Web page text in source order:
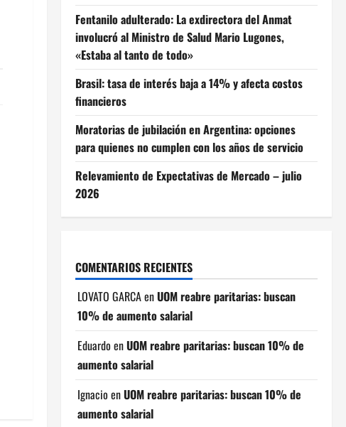
Fentanilo adulterado: La exdirectora del Anmat
involucró al Ministro de Salud Mario Lugones,
«Estaba al tanto de todo»
Brasil: tasa de interés baja a 14% y afecta costos
financieros
Moratorias de jubilación en Argentina: opciones
para quienes no cumplen con los años de servicio
Relevamiento de Expectativas de Mercado – julio
2026
COMENTARIOS RECIENTES
LOVATO GARCAenUOM reabre paritarias: buscan
10% de aumento salarial
Eduardo enUOM reabre paritarias: buscan 10% de
aumento salarial
Ignacio enUOM reabre paritarias: buscan 10% de
aumento salarial